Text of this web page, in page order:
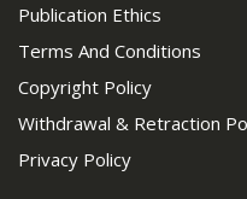
Publication Ethics
Terms And Conditions
Copyright Policy
Withdrawal & Retraction
Privacy Policy